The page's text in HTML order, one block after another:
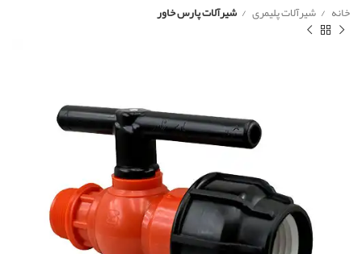
خانه شیرآلات پلیمری شیرآلات پارس خاور